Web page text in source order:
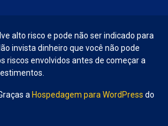
alto risco e pode não ser indicado para
invista dinheiro que você não pode
riscos envolvidos antes de começar a
a Hospedagem para WordPress do